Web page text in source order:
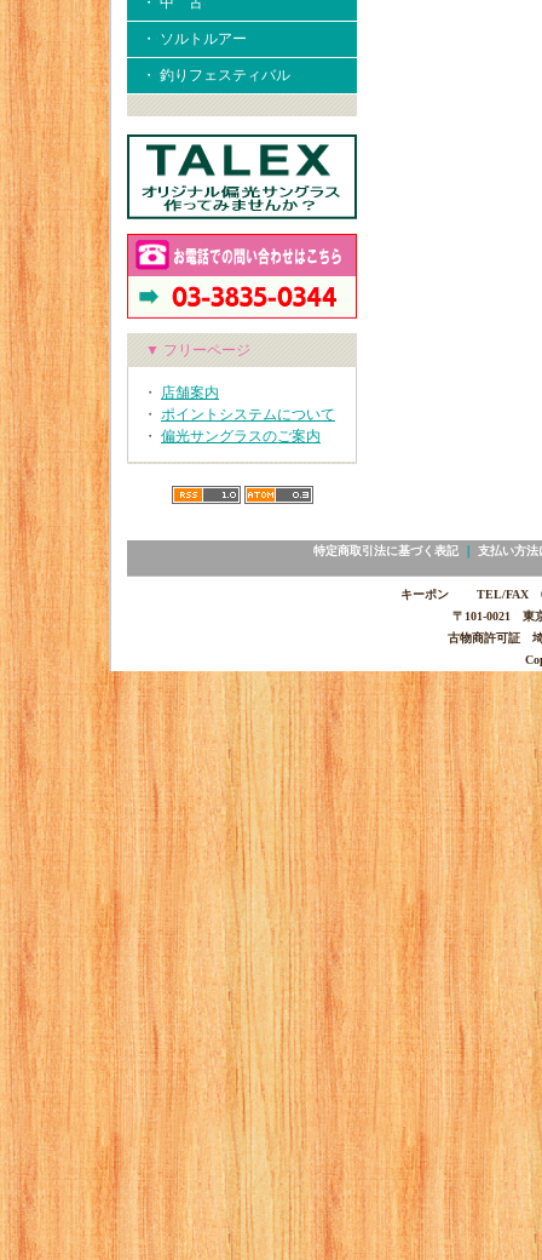
・ ソルトルアー
・ 釣りフェスティバル
▼ フリーページ
・ 店舗案内
・ ポイントシステムについて
・ 偏光サングラスのご案内
特定商取引法に基づく表記｜ 支払い方法
キーポン TEL/FAX
〒101-0021 東
古物商許可証